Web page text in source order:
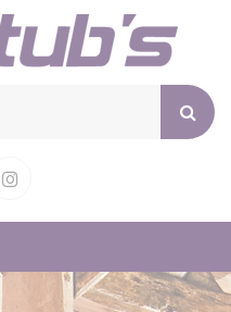
Instagram